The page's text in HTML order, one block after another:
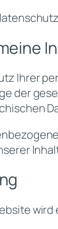
Ihrer
der